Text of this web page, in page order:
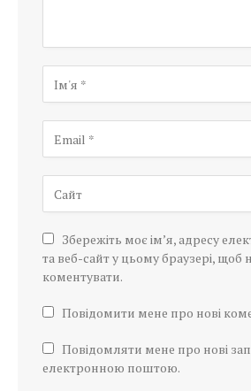
Збережіть моє ім’я, адресу
та веб-сайт у цьому браузері, щоб
коментувати.
Повідомити мене про нові
Повідомляти мене про нові
електронною поштою.